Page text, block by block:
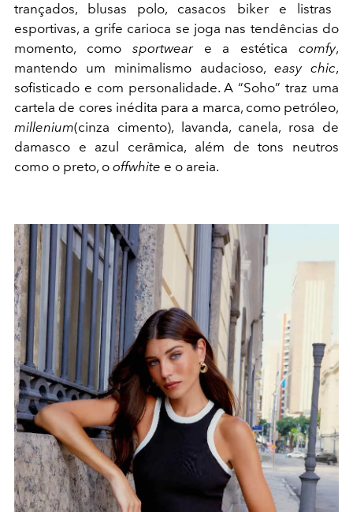
trançados, blusas polo, casacos biker e listras
esportivas, a grife carioca se joga nas tendências do
momento, como sportwear e a estética comfy,
mantendo um minimalismo audacioso, easy chic,
sofisticado e com personalidade. A “Soho” traz uma
cartela de cores inédita para a marca, como petróleo,
millenium(cinza cimento), lavanda, canela, rosa de
damasco e azul cerâmica, além de tons neutros
como o preto, o offwhite e o areia.